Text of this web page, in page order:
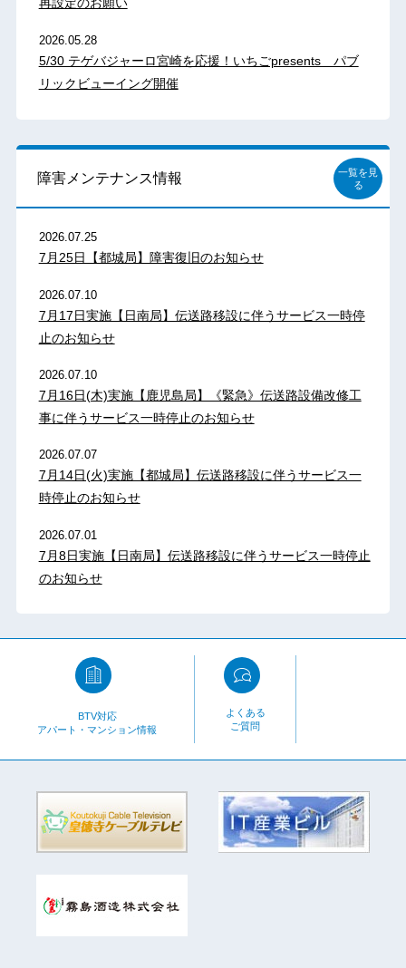
再設定のお願い
2026.05.28
5/30 テゲバジャーロ宮崎を応援！いちごpresents パブ
リックビューイング開催
障害メンテナンス情報
一覧を見
る
2026.07.25
7月25日【都城局】障害復旧のお知らせ
2026.07.10
7月17日実施【日南局】伝送路移設に伴うサービス一時停
止のお知らせ
2026.07.10
7月16日(木)実施【鹿児島局】《緊急》伝送路設備改修工
事に伴うサービス一時停止のお知らせ
2026.07.07
7月14日(火)実施【都城局】伝送路移設に伴うサービス一
時停止のお知らせ
2026.07.01
7月8日実施【日南局】伝送路移設に伴うサービス一時停止
のお知らせ
BTV対応
アパート・マンション情報
よくある
ご質問